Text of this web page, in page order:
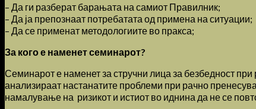
– Да ги разберат барањата на самиот Правилник;
– Да ја препознаат потребатата од примена на ситуации;
– Да се применат методологиите во пракса;
За кого е наменет семинарот?
Семинарот е наменет за стручни лица за безбедност при
анализираат настанатите проблеми при рачно
намалување на ризикот и истиот во иднина да не се